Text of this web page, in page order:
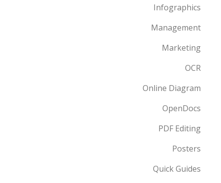
Infographics
Management
Marketing
OCR
Online Diagram
OpenDocs
PDF Editing
Posters
Quick Guides